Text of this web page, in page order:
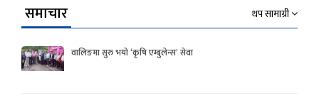
समाचार थप सामाग्री
वालिङमा सुरु भयो ‘कृषि एम्बुलेन्स’ सेवा